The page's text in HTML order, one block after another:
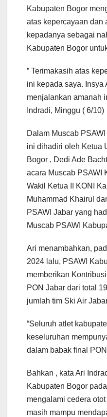
Kabupaten Bogor
atas kepercayaan dan
kepadanya sebagai
Kabupaten Bogor
” Terimakasih atas
ini kepada saya. Insya
menjalankan amanah
Indradi, Minggu ( 6/10)
Dalam Muscab
ini dihadiri oleh Ketua
Bogor , Dedi Ade
acara Muscab PSAWI
Wakil Ketua II KONI
Muhammad Khairul
PSAWI Jabar yang
Muscab PSAWI
Ari menambahkan,
2024 lalu, PSAWI
memberikan
PON Jabar dari total
jumlah tim Ski Air
“Seluruh atlet
keseluruhan
dalam babak final
Bahkan , kata Ari
Kabupaten Bogor
mengalami cedera
masih mampu